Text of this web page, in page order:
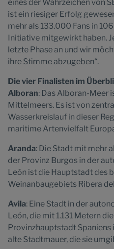
eines der Wahrzeichen von
ist ein riesiger Erfolg
mehr als 133.000 Fans in
Initiative mitgewirkt haben.
letzte Phase an und wir
ihre Stimme abzugeben“.
Die vier Finalisten im
Alboran: Das Alboran-Meer
Mittelmeers. Es ist von
Wasserkreislauf in dieser
maritime Artenvielfalt
Aranda: Die Stadt mit mehr
der Provinz Burgos in der
León ist die Hauptstadt des
Weinanbaugebiets Ribera
Avila: Eine Stadt in der
León, die mit 1.131 Metern
Provinzhauptstadt Spaniens
alte Stadtmauer, die sie